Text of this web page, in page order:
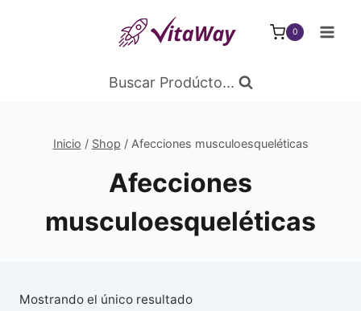
0
Buscar Prodúcto...
Inicio / Shop / Afecciones musculoesqueléticas
Afecciones
musculoesqueléticas
Mostrando el único resultado